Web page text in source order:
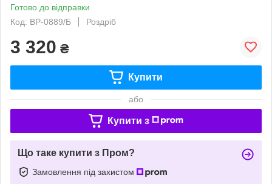
Готово до відправки
Код: ВР-0889/Б
Роздріб
3 320 ₴
Купити
або
Купити з
Що таке купити з Пром?
Замовлення під захистом